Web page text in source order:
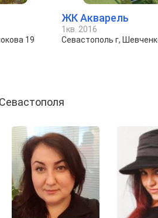
19
ЖК Акварель
1кв. 2016
Севастополь г,